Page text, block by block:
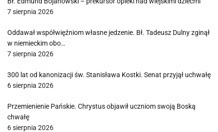
7 sierpnia 2026
Oddawał współwięźniom własne jedzenie. Bł. Tadeusz Dulny zginął
w niemieckim obo…
7 sierpnia 2026
300 lat od kanonizacji św. Stanisława Kostki. Senat przyjął uchwałę
6 sierpnia 2026
Przemienienie Pańskie. Chrystus objawił uczniom swoją Boską
chwałę
6 sierpnia 2026